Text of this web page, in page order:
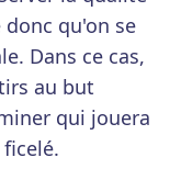
qu'on se
Dans ce cas,
au but
qui jouera